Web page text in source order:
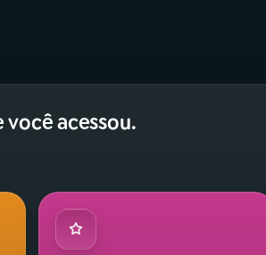
acessou.